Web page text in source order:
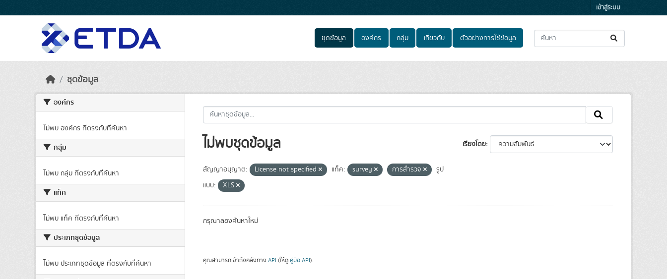
เข้าสู่ระบบ
ชุดข้อมูล องค์กร กลุ่ม เกี่ยวกับ ตัวอย่างการใช้ข้อมูล
ชุดข้อมูล
องค์กร
ไม่พบ องค์กร ที่ตรงกับที่ค้นหา
กลุ่ม
ไม่พบ กลุ่ม ที่ตรงกับที่ค้นหา
แท็ค
ไม่พบ แท็ค ที่ตรงกับที่ค้นหา
ประเภทชุดข้อมูล
ไม่พบ ประเภทชุดข้อมูล ที่ตรงกับที่ค้นหา
เรียงโดย
ไม่พบชุดข้อมูล
สัญญาอนุญาต: License not specified แท็ค: survey การสำรวจ
รูป
แบบ:
XLS
กรุณาลองค้นหาใหม่
คุณสามารถเข้าถึงคลังทาง API (ให้ดู คู่มือ API).